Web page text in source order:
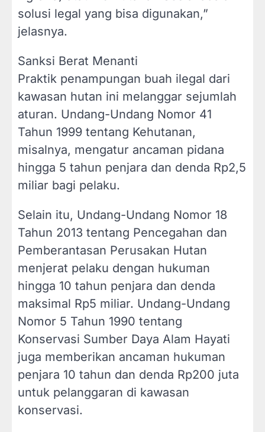
solusi legal yang bisa digunakan,”
jelasnya.
Sanksi Berat Menanti
Praktik penampungan buah ilegal dari
kawasan hutan ini melanggar sejumlah
aturan. Undang-Undang Nomor 41
Tahun 1999 tentang Kehutanan,
misalnya, mengatur ancaman pidana
hingga 5 tahun penjara dan denda Rp2,5
miliar bagi pelaku.
Selain itu, Undang-Undang Nomor 18
Tahun 2013 tentang Pencegahan dan
Pemberantasan Perusakan Hutan
menjerat pelaku dengan hukuman
hingga 10 tahun penjara dan denda
maksimal Rp5 miliar. Undang-Undang
Nomor 5 Tahun 1990 tentang
Konservasi Sumber Daya Alam Hayati
juga memberikan ancaman hukuman
penjara 10 tahun dan denda Rp200 juta
untuk pelanggaran di kawasan
konservasi.